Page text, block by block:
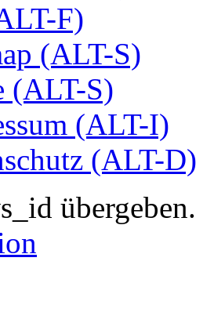
F)
(ALT-S)
(ALT-S)
(ALT-I)
(ALT-D)
übergeben.